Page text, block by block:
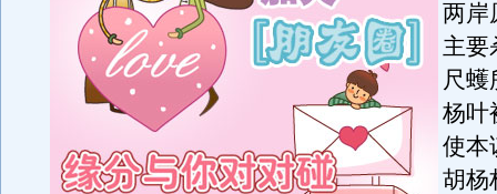
两岸
主要
尺蠖
杨叶
使本
胡杨